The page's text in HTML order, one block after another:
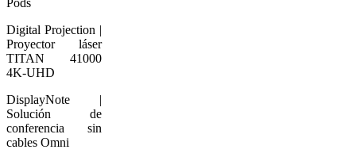
Digital Projection |
Proyector láser
TITAN 41000
4K-UHD
DisplayNote |
Solución de
conferencia sin
cables Omni